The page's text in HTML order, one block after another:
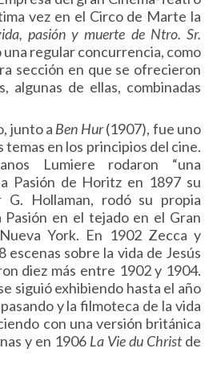
vez en el Circo de Marte la
pasión y muerte de Ntro. Sr.
una regular concurrencia, como
sección en que se ofrecieron
algunas de ellas, combinadas
junto a Ben Hur(1907), fue uno
temas en los principios del cine.
Lumiere rodaron “una
Pasión de Horitz en 1897 su
G. Hollaman, rodó su propia
en el tejado en el Gran
York. En 1902 Zecca y
sobre la vida de Jesús
diez más entre 1902 y 1904.
siguió exhibiendo hasta el año
y la filmoteca de la vida
con una versión británica
y en 1906 La Vie du Christde